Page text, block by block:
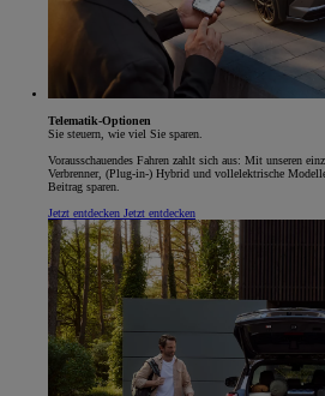
Telematik-Optionen
Sie steuern, wie viel Sie sparen.
Vorausschauendes Fahren zahlt sich aus: Mit unseren
Verbrenner, (Plug-in-) Hybrid und vollelektrische
Beitrag sparen.
Jetzt entdecken Jetzt entdecken